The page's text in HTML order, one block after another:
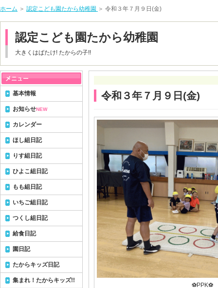
ホーム ＞ 認定こども園たから幼稚園 ＞ 令和３年７月９日(金)
認定こども園たから幼稚園
大きくはばたけ! たからの子!!
令和３年７月９日(金)
⚽️PPK⚽️
基本情報
お知らせNEW
カレンダー
ほし組日記
りす組日記
ひよこ組日記
もも組日記
いちご組日記
つくし組日記
給食日記
園日記
たからキッズ日記
集まれ！たからキッズ!!